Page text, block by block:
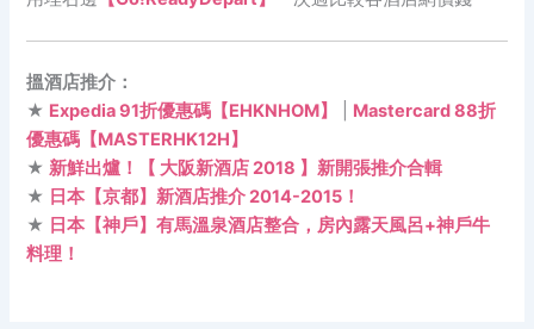
搵酒店推介：
★ Expedia 91折優惠碼【EHKNHOM】
Mastercard 88折
優惠碼【MASTERHK12H】
★新鮮出爐！【 大阪新酒店 2018 】新開張推介合輯
★ 日本【京都】新酒店推介 2014-2015！
★ 日本【神戶】有馬溫泉酒店整合，房內露天風呂+神戶牛
料理！